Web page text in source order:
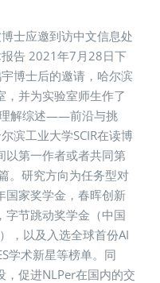
士应邀到访中文信息处
告 2021年7月28日下
博士后的邀请，哈尔滨
，并为实验室师生作了
理解综述——前沿与挑
滨工业大学SCIR在读博
以第一作者或者共同第
。研究方向为任务型对
国家奖学金，春晖创新
字节跳动奖学金（中国
，以及入选全球首份AI
学术新星等榜单。同
，促进NLPer在国内的交